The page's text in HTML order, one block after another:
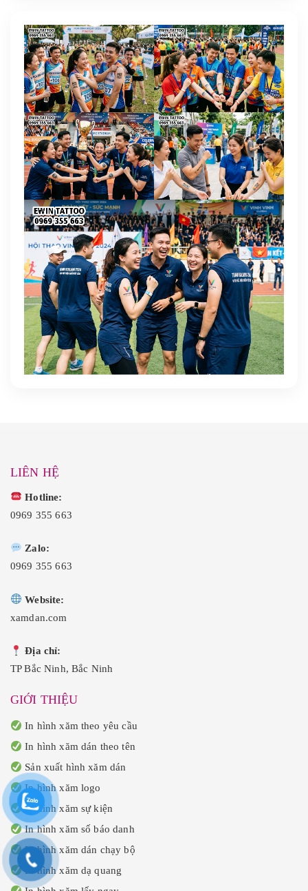
LIÊN HỆ
Hotline:
0969 355 663
Zalo:
0969 355 663
Website:
xamdan.com
Địa chỉ:
TP Bắc Ninh, Bắc Ninh
GIỚI THIỆU
In hình xăm theo yêu cầu
In hình xăm dán theo tên
Sản xuất hình xăm dán
In hình xăm logo
In hình xăm sự kiện
In hình xăm số báo danh
In hình xăm dán chạy bộ
In hình xăm dạ quang